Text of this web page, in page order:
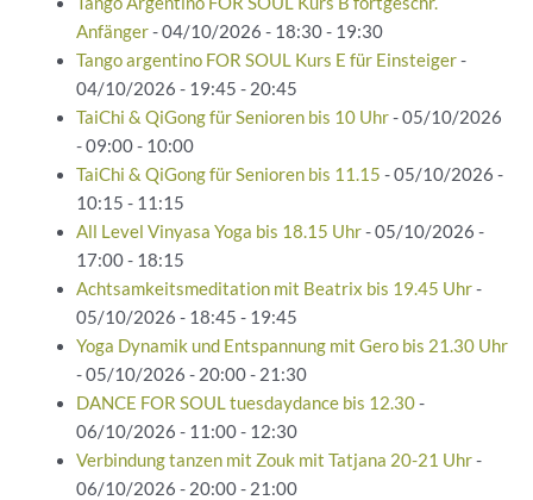
Anfänger- 04/10/2026 - 18:30 - 19:30
Tango argentino FOR SOUL Kurs E für Einsteiger-
04/10/2026 - 19:45 - 20:45
TaiChi & QiGong für Senioren bis 10 Uhr- 05/10/2026
- 09:00 - 10:00
TaiChi & QiGong für Senioren bis 11.15 - 05/10/2026 -
10:15 - 11:15
All Level Vinyasa Yoga bis 18.15 Uhr- 05/10/2026 -
17:00 - 18:15
Achtsamkeitsmeditation mit Beatrix bis 19.45 Uhr-
05/10/2026 - 18:45 - 19:45
Yoga Dynamik und Entspannung mit Gero bis 21.30 Uhr
- 05/10/2026 - 20:00 - 21:30
DANCE FOR SOUL tuesdaydance bis 12.30-
06/10/2026 - 11:00 - 12:30
Verbindung tanzen mit Zouk mit Tatjana 20-21 Uhr-
06/10/2026 - 20:00 - 21:00